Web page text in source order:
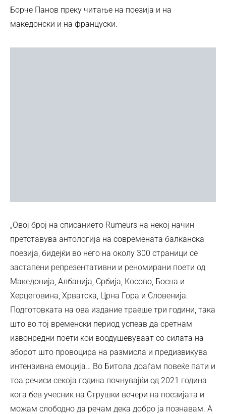
Борче Панов преку читање на поезија и на
македонски и на француски.
„Овој број на списанието Rumeurs на некој начин
претставува антологија на современата балканска
поезија, бидејќи во него на околу 300 страници се
застапени репрезентативни и реномирани поети од
Македонија, Албанија, Србија, Косово, Босна и
Херцеговина, Хрватска, Црна Гора и Словенија.
Подготовката на ова издание траеше три години, така
што во тој временски период успеав да сретнам
извонредни поети кои воодушевуваат со силата на
зборот што провоцира на размисла и предизвикува
интензивна емоција… Во Битола доаѓам повеќе пати и
тоа речиси секоја година почнувајќи од 2021 година
кога бев учесник на Струшки вечери на поезијата и
можам слободно да речам дека добро ја познавам. А